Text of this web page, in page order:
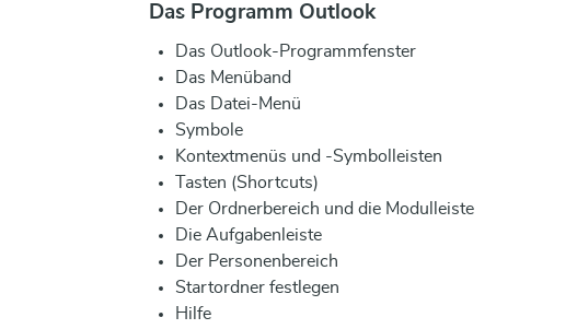
Das Programm Outlook
Das Outlook-Programmfenster
Das Menüband
Das Datei-Menü
Symbole
Kontextmenüs und -Symbolleisten
Tasten (Shortcuts)
Der Ordnerbereich und die Modulleiste
Die Aufgabenleiste
Der Personenbereich
Startordner festlegen
Hilfe